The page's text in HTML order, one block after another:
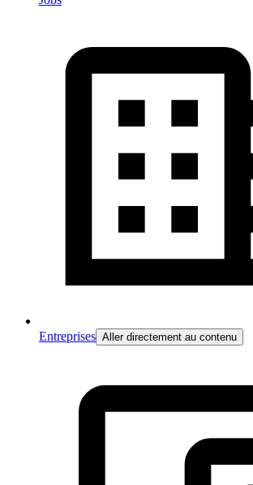
Entreprises Aller directement au contenu